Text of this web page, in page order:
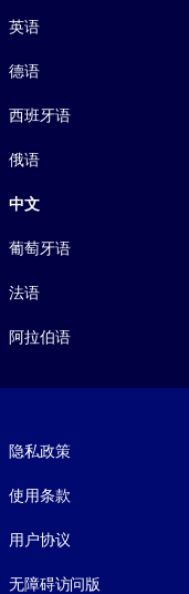
英语
德语
西班牙语
俄语
中文
葡萄牙语
法语
阿拉伯语
隐私政策
使用条款
用户协议
无障碍访问版